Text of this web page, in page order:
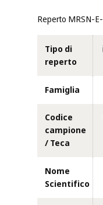
Reperto MRSN-
Tipo di
reperto
Famiglia
Codice
campione
/ Teca
Nome
Scientifico